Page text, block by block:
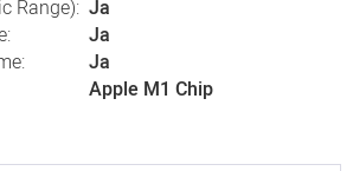
Range): Ja
Ja
Ja
Apple M1 Chip